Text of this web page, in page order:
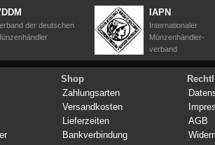
der deutschen
IAPN
Internationaler
Münzenhändler-
verband
Shop
Zahlungsarten
Versandkosten
Lieferzeiten
Bankverbindung
AGB